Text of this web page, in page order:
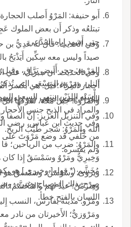
أَبو حنيفة: المَرْوُ أَصلب
تبتلعُه وذكر أَن بعض الملوك
حتى أَشهد إِياه المُدَّعِي.
وفي الحديث: قال له عَدِيُّ بن
صيداً وليس معه سِكِّين أَيَذْبَحُ
المَرْوة: حجر أَبيض بَرَّاق،
النار، ومَرْوَة المَسْعَى التي
رأْسَيْه اللذَيْنِ ينتهِي السعي
والمراد في الذبح جنس الأَحجار
وفي حديث ابن عباس، رضي
من خَلْفي قد وضع مَرْوَتَ على
ولم يفسره.
وفي الحديث: أَن جبريل، علي
أَحجار المِراء؛قيل: هي بكسر
المُراء، بضم الميم، فهو داء
والمَرْوَةُ: جبل مكة، شرفها الل
وفي التنزيل العزيز: إنَّ الصفا
الله والمَرْوُ: شجر طَيِّبُ الريح.
والمَرْوُ: ضرب من الرياحين؛
وَخِيرِيٌّ ومَرْوٌ وسَمْسَقٌ إِذا
مُخَشَّم (* قوله[ وخيري
صرح بذلك المصباح وغيره،
اللسان بالفتح خطأ.
ويروى: وسَوْسَنٌ، وسَمْسقٌ هو
وهِنْزَمْنٌ: عيدٌ لهم والمُخَشَّمُ:
ومَرْو: مدينة بفارس، النسب
ومَرْوَزيٌّ؛ الأَخيرتان من نادر